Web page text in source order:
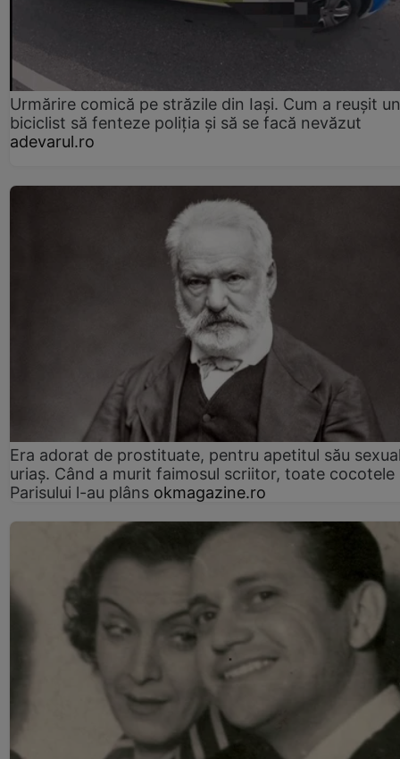
Urmărire comică pe străzile din Iași. Cum a reușit un
biciclist să fenteze poliția și să se facă nevăzut
adevarul.ro
Era adorat de prostituate, pentru apetitul său
uriaș. Când a murit faimosul scriitor, toate cocotele
Parisului l-au plâns okmagazine.ro